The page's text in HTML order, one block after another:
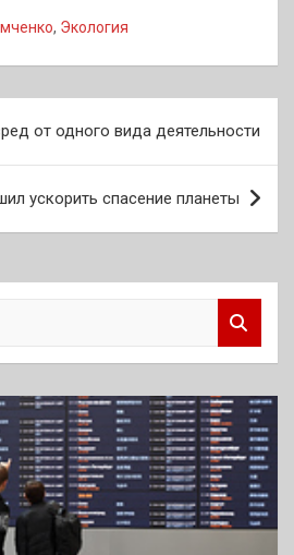
, Экология
от одного вида деятельности
ускорить спасение планеты